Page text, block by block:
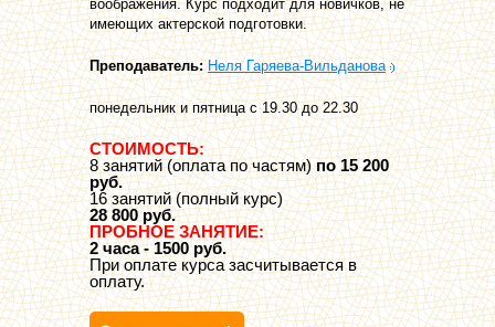
воображения. Курс подходит для новичков, не
имеющих актерской подготовки.
Преподаватель: Неля Гаряева-Вильданова
понедельник и пятница с 19.30 до 22.30
СТОИМОСТЬ:
8 занятий (оплата по частям)по 15 200
руб.
16 занятий (полный курс)
28 800 руб.
ПРОБНОЕ ЗАНЯТИЕ:
2 часа - 1500 руб.
При оплате курса засчитывается в
оплату.